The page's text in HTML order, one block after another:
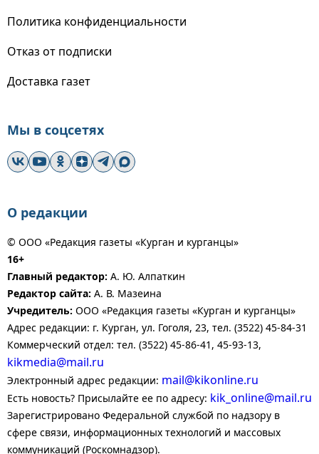
Политика конфиденциальности
Отказ от подписки
Доставка газет
Мы в соцсетях
О редакции
© ООО «Редакция газеты «Курган и курганцы»
16+
Главный редактор: А. Ю. Алпаткин
Редактор сайта: А. В. Мазеина
Учредитель: ООО «Редакция газеты «Курган и курганцы»
Адрес редакции: г. Курган, ул. Гоголя, 23, тел. (3522) 45-84-31
Коммерческий отдел: тел. (3522) 45-86-41, 45-93-13,
kikmedia@mail.ru
Электронный адрес редакции: mail@kikonline.ru
Есть новость? Присылайте ее по адресу: kik_online@mail.ru
Зарегистрировано Федеральной службой по надзору в
сфере связи, информационных технологий и массовых
коммуникаций (Роскомнадзор).